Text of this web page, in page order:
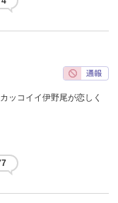
ッコイイ伊野尾が恋しく